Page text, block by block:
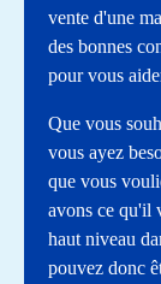
vente d'une
des bonnes
pour vous
Que vous
vous ayez
que vous
avons ce qu'il
haut niveau
pouvez donc